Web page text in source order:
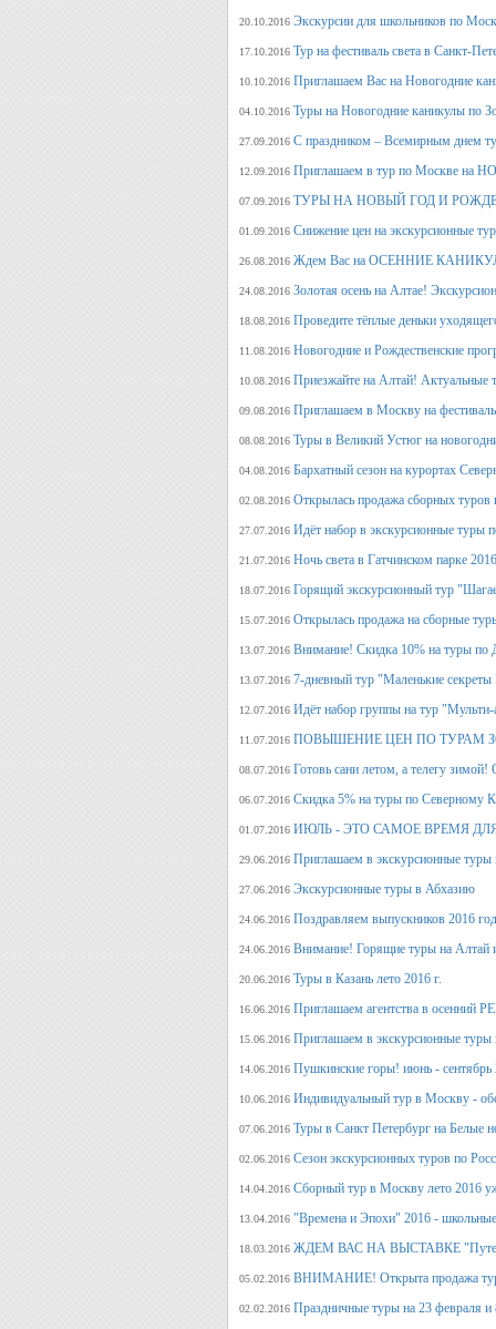
20.10.2016 Экскурсии для школьников по
17.10.2016 Тур на фестиваль света в Санкт-
10.10.2016 Приглашаем Вас на Новогодние
04.10.2016 Туры на Новогодние каникулы по
27.09.2016 С праздником – Всемирным днем
12.09.2016 Приглашаем в тур по Москве на
07.09.2016 ТУРЫ НА НОВЫЙ ГОД И
01.09.2016 Снижение цен на экскурсионные
26.08.2016 Ждем Вас на ОСЕННИЕ
24.08.2016 Золотая осень на Алтае!
18.08.2016 Проведите тёплые деньки
11.08.2016 Новогодние и Рождественские
10.08.2016 Приезжайте на Алтай! Актуальные
09.08.2016 Приглашаем в Москву на
08.08.2016 Туры в Великий Устюг на
04.08.2016 Бархатный сезон на курортах
02.08.2016 Открылась продажа сборных туров
27.07.2016 Идёт набор в экскурсионные туры
21.07.2016 Ночь света в Гатчинском парке
18.07.2016 Горящий экскурсионный тур
15.07.2016 Открылась продажа на сборные
13.07.2016 Внимание! Скидка 10% на туры по
13.07.2016 7-дневный тур "Маленькие
12.07.2016 Идёт набор группы на тур
11.07.2016 ПОВЫШЕНИЕ ЦЕН ПО ТУРАМ
08.07.2016 Готовь сани летом, а
06.07.2016 Скидка 5% на туры по Северному
01.07.2016 ИЮЛЬ - ЭТО САМОЕ ВРЕМЯ
29.06.2016 Приглашаем в экскурсионные
27.06.2016 Экскурсионные туры в Абхазию
24.06.2016 Поздравляем выпускников
24.06.2016 Внимание! Горящие туры на Алтай
20.06.2016 Туры в Казань лето 2016 г.
16.06.2016 Приглашаем агентства в
15.06.2016 Приглашаем в экскурсионные туры
14.06.2016 Пушкинские горы! июнь - сентябрь
10.06.2016 Индивидуальный тур в Москву -
07.06.2016 Туры в Санкт Петербург на Белые
02.06.2016 Сезон экскурсионных туров по
14.04.2016 Сборный тур в Москву лето 2016
13.04.2016 "Времена и Эпохи" 2016 - школьные
18.03.2016 ЖДЕМ ВАС НА ВЫСТАВКЕ
05.02.2016 ВНИМАНИЕ! Открыта продажа
02.02.2016 Праздничные туры на 23 февраля и